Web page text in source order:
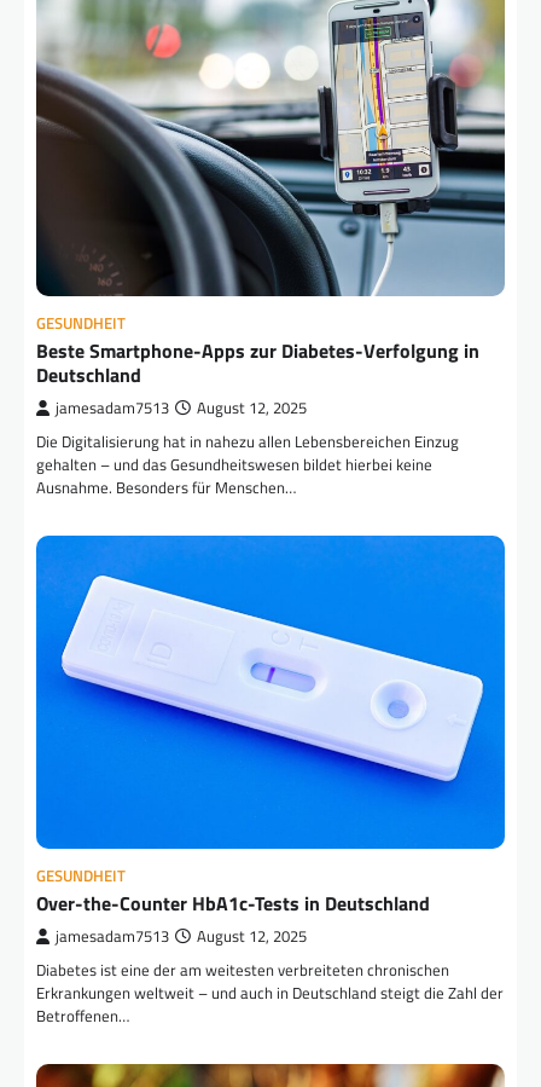
GESUNDHEIT
Beste Smartphone-Apps zur Diabetes-Verfolgung in
Deutschland
jamesadam7513 August 12, 2025
Die Digitalisierung hat in nahezu allen Lebensbereichen Einzug
gehalten – und das Gesundheitswesen bildet hierbei keine
Ausnahme. Besonders für Menschen…
GESUNDHEIT
Over-the-Counter HbA1c-Tests in Deutschland
jamesadam7513 August 12, 2025
Diabetes ist eine der am weitesten verbreiteten chronischen
Erkrankungen weltweit – und auch in Deutschland steigt die Zahl der
Betroffenen…